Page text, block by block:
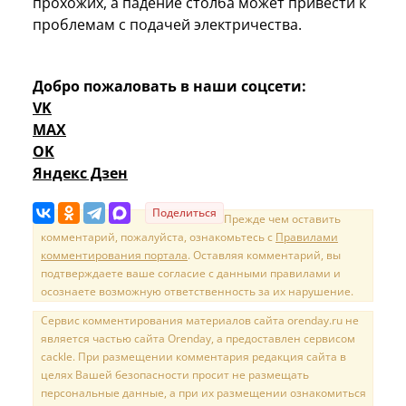
проблемам с подачей электричества.
Добро пожаловать в наши соцсети:
VK
MAX
OK
Яндекс Дзен
Поделиться Прежде чем оставить
комментарий, пожалуйста, ознакомьтесь с Правилами
комментирования портала. Оставляя комментарий, вы
подтверждаете ваше согласие с данными правилами и
осознаете возможную ответственность за их нарушение.
Сервис комментирования материалов сайта orenday.ru не
является частью сайта Orenday, а предоставлен сервисом
cackle. При размещении комментария редакция сайта в
целях Вашей безопасности просит не размещать
персональные данные, а при их размещении ознакомиться